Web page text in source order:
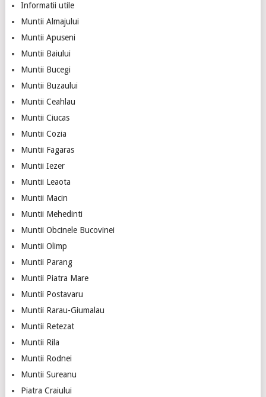
Informatii utile
Muntii Almajului
Muntii Apuseni
Muntii Baiului
Muntii Bucegi
Muntii Buzaului
Muntii Ceahlau
Muntii Ciucas
Muntii Cozia
Muntii Fagaras
Muntii Iezer
Muntii Leaota
Muntii Macin
Muntii Mehedinti
Muntii Obcinele Bucovinei
Muntii Olimp
Muntii Parang
Muntii Piatra Mare
Muntii Postavaru
Muntii Rarau-Giumalau
Muntii Retezat
Muntii Rila
Muntii Rodnei
Muntii Sureanu
Piatra Craiului